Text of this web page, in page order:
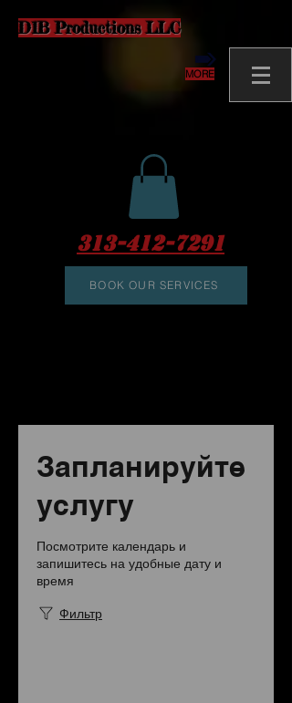
D1B Productions LLC
MORE
313-412-7291
BOOK OUR SERVICES
Запланируйте
услугу
Посмотрите календарь и
запишитесь на удобные дату и
время
Фильтр